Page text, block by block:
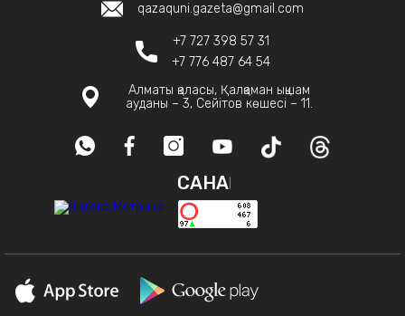
qazaquni.gazeta@gmail.com
+7 727 398 57 31
+7 776 487 64 54
Алматы қаласы, Қалқаман ықшам
ауданы – 3, Сейітов көшесі – 11.
САНАҚ